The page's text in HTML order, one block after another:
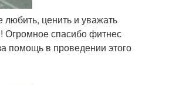
ценить и уважать
Огромное спасибо фитнес
помощь в проведении этого